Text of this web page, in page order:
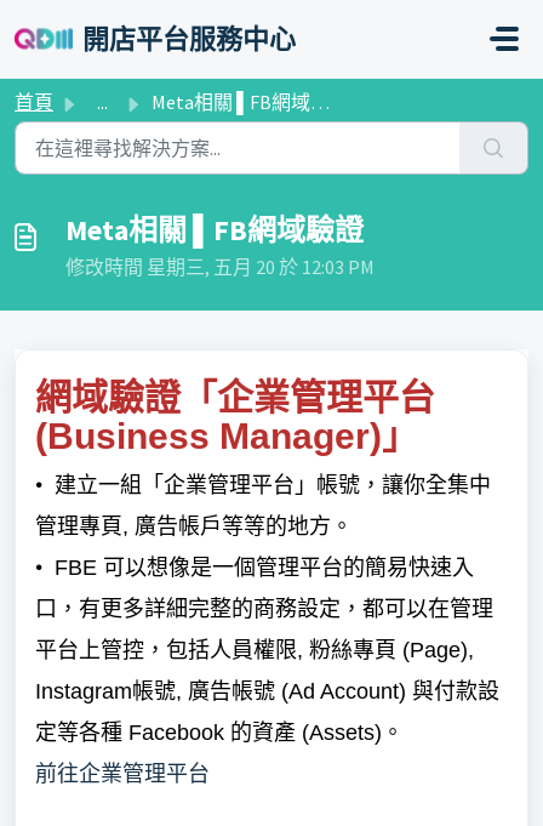
開店平台服務中心
首頁 ... Meta相關 ▌FB網域驗證
Meta相關 ▌FB網域驗證
修改時間 星期三, 五月 20 於 12:03 PM
網域驗證「企業管理平台
(Business Manager)」
• 建立一組「企業管理平台」帳號，讓你全集中
管理專頁, 廣告帳戶等等的地方。
• FBE 可以想像是一個管理平台的簡易快速入
口，有更多詳細完整的商務設定，都可以在管理
平台上管控，包括人員權限, 粉絲專頁 (Page),
Instagram帳號, 廣告帳號 (Ad Account) 與付款設
定等各種 Facebook 的資產 (Assets)。
前往企業管理平台